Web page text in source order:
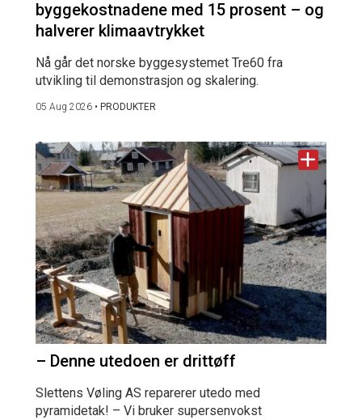
byggekostnadene med 15 prosent – og
halverer klimaavtrykket
Nå går det norske byggesystemet Tre60 fra
utvikling til demonstrasjon og skalering.
05 Aug 2026 • PRODUKTER
– Denne utedoen er drittøff
Slettens Vøling AS reparerer utedo med
pyramidetak! – Vi bruker supersenvokst